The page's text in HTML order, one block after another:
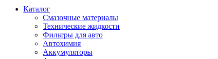
Каталог
Смазочные материалы
Технические жидкости
Фильтры для авто
Автохимия
Аккумуляторы